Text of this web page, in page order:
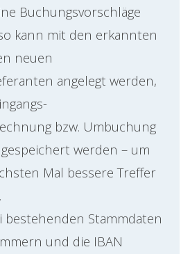
Buchungsvorschläge
kann mit den erkannten
neuen
angelegt werden,
bzw. Umbuchung
werden – um
Mal bessere Treffer
bestehenden Stammdaten
und die IBAN